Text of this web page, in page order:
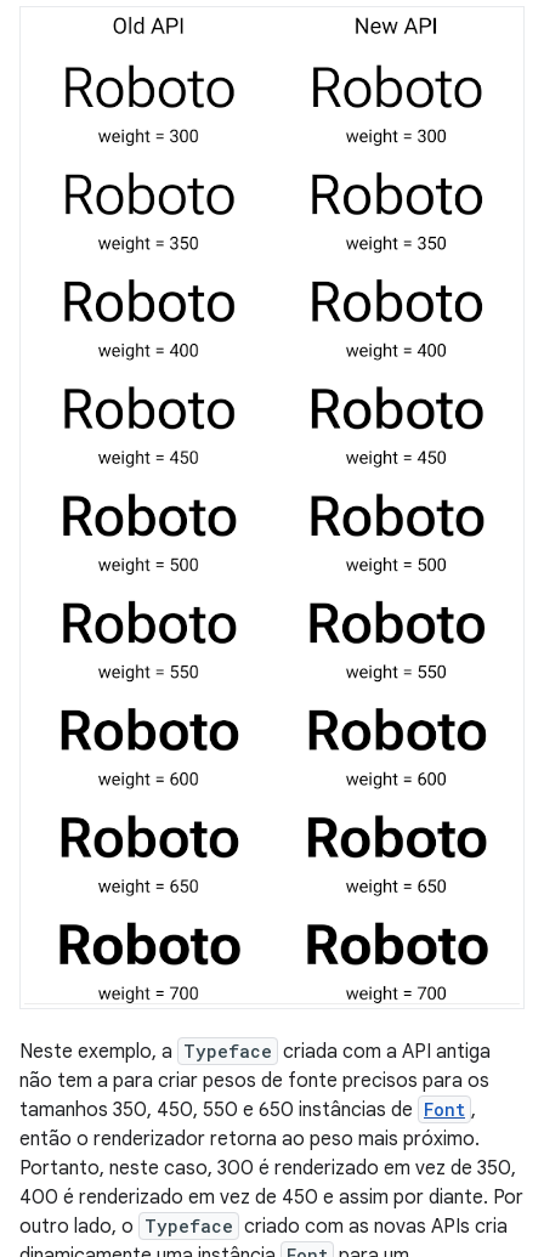
Neste exemplo, a Typeface criada com a API antiga
não tem a para criar pesos de fonte precisos para os
tamanhos 350, 450, 550 e 650 instâncias de Font ,
então o renderizador retorna ao peso mais próximo.
Portanto, neste caso, 300 é renderizado em vez de 350,
400 é renderizado em vez de 450 e assim por diante. Por
outro lado, o Typeface criado com as novas APIs cria